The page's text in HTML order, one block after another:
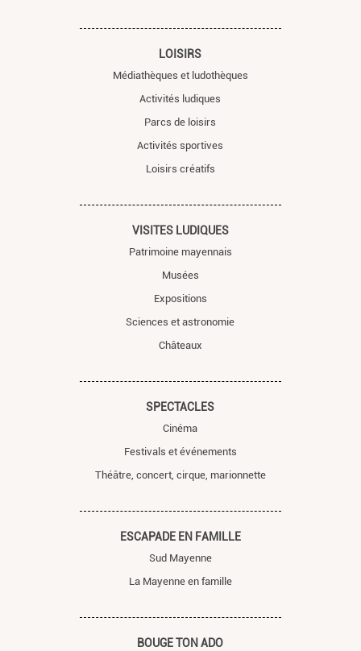
LOISIRS
Médiathèques et ludothèques
Activités ludiques
Parcs de loisirs
Activités sportives
Loisirs créatifs
VISITES LUDIQUES
Patrimoine mayennais
Musées
Expositions
Sciences et astronomie
Châteaux
SPECTACLES
Cinéma
Festivals et événements
Théâtre, concert, cirque, marionnette
ESCAPADE EN FAMILLE
Sud Mayenne
La Mayenne en famille
BOUGE TON ADO